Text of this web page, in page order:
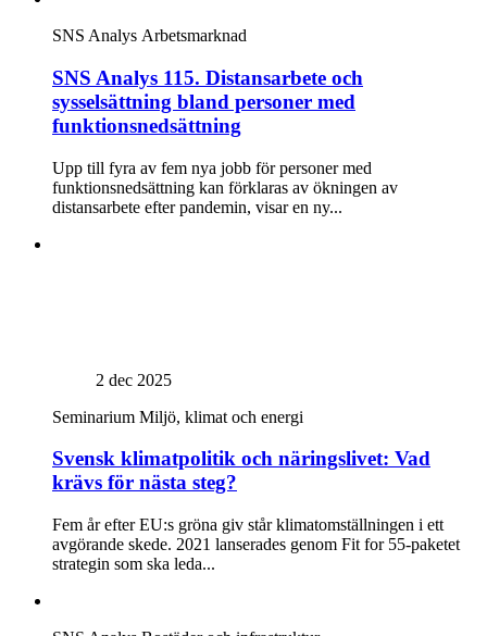
SNS Analys Arbetsmarknad
SNS Analys 115. Distansarbete och
sysselsättning bland personer med
funktionsnedsättning
Upp till fyra av fem nya jobb för personer med
funktionsnedsättning kan förklaras av ökningen av
distansarbete efter pandemin, visar en ny...
2 dec 2025
Seminarium Miljö, klimat och energi
Svensk klimatpolitik och näringslivet: Vad
krävs för nästa steg?
Fem år efter EU:s gröna giv står klimatomställningen i ett
avgörande skede. 2021 lanserades genom Fit for 55-paketet
strategin som ska leda...